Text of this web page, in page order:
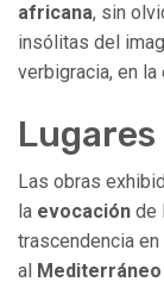
africana, sin
insólitas del
verbigracia, en
Lugares
Las obras
la evocación de
trascendencia
al